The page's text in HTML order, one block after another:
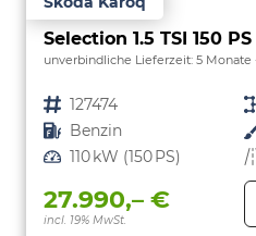
unverbindliche Lieferzeit: 5 Monate
Fahrzeugnr. 127474
Kraftstoff Benzin
Leistung 110 kW (150 PS)
27.990,– €
incl. 19% MwSt.